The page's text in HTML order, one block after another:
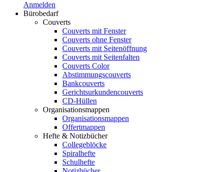
Anmelden
Bürobedarf
Couverts
Couverts mit Fenster
Couverts ohne Fenster
Couverts mit Seitenöffnung
Couverts mit Seitenfalten
Couverts Color
Abstimmungscouverts
Bankcouverts
Gerichtsurkundencouverts
CD-Hüllen
Organisationsmappen
Organisationsmappen
Offertmappen
Hefte & Notizbücher
Collegeblöcke
Spiralhefte
Schulhefte